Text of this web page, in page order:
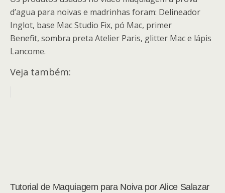
d’agua para noivas e madrinhas foram: Delineador
Inglot, base Mac Studio Fix, pó Mac, primer
Benefit, sombra preta Atelier Paris, glitter Mac e lápis
Lancome.
Veja também:
Tutorial de Maquiagem para Noiva por Alice Salazar